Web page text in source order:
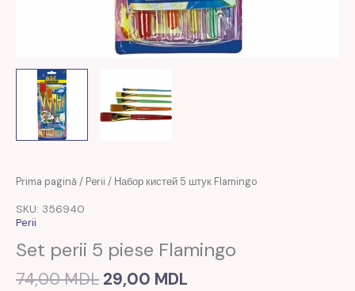
Prima pagină / Perii / Набор кистей 5 штук Flamingo
SKU: 356940
Perii
Set perii 5 piese Flamingo
74,00MDL
Prețul
74,00 MDL.
29,00 MDL
Prețul
Cantitate
кистей
штук